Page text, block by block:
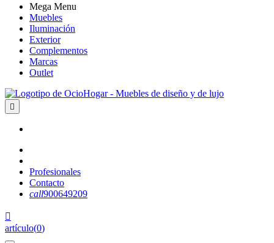
Mega Menu
Muebles
Iluminación
Exterior
Complementos
Marcas
Outlet

Profesionales
Contacto
call900649209

artículo(0)